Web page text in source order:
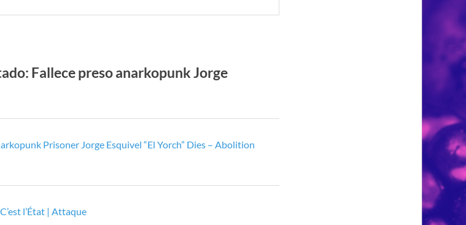
Fallece preso anarkopunk Jorge
Prisoner Jorge Esquivel “El Yorch” Dies – Abolition
l’État | Attaque